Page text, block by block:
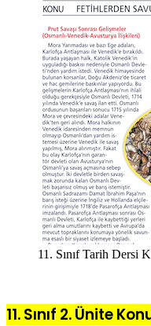
11. Sınıf Tarih Dersi
11. Sınıf 2. Ünite